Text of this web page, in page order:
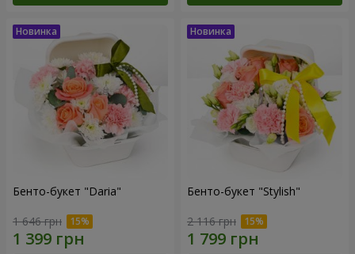
Бенто-букет "Daria"
1 646 грн
Бенто-букет "Stylish"
2 116 грн